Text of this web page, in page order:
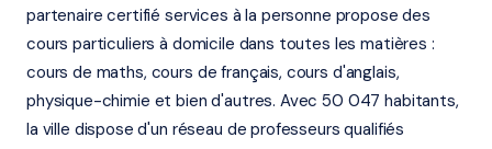
partenaire certifié services à la personne propose des
cours particuliers à domicile dans toutes les matières :
cours de maths, cours de français, cours d'anglais,
physique-chimie et bien d'autres. Avec 50 047 habitants,
la ville dispose d'un réseau de professeurs qualifiés